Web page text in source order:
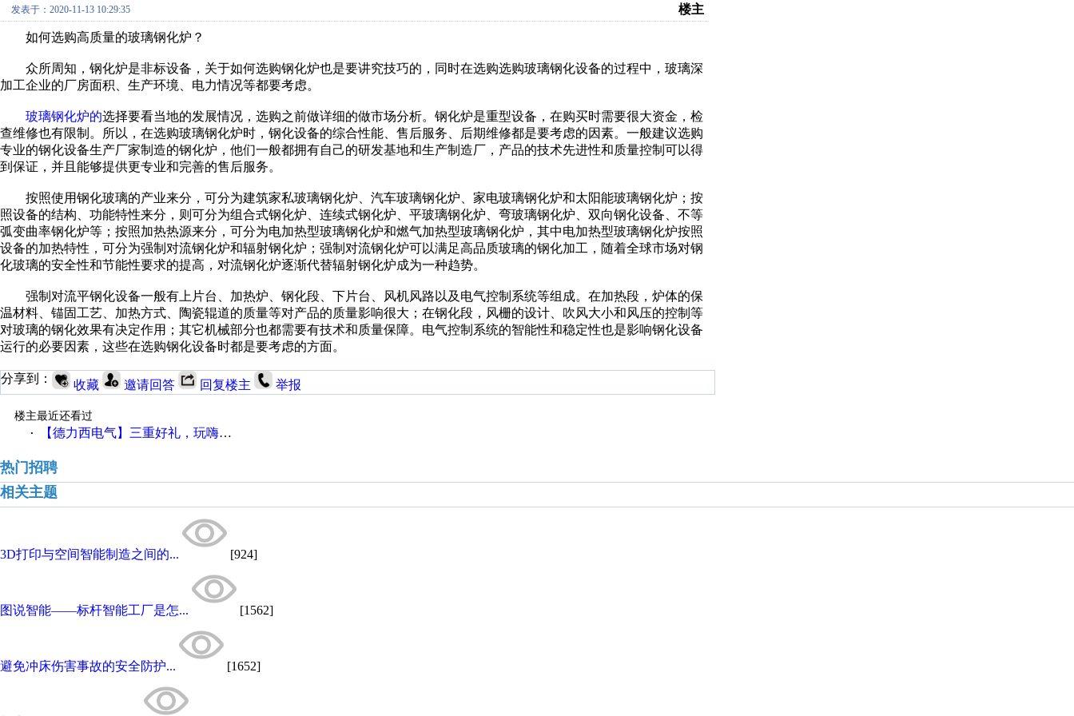
发表于：2020-11-13 10:29:35 楼主
如何选购高质量的玻璃钢化炉？
众所周知，钢化炉是非标设备，关于如何选购钢化炉也是要讲究技巧的，同时在选购选购玻璃钢化设备的过程中，玻璃深
加工企业的厂房面积、生产环境、电力情况等都要考虑。
玻璃钢化炉的选择要看当地的发展情况，选购之前做详细的做市场分析。钢化炉是重型设备，在购买时需要很大资金，检
查维修也有限制。所以，在选购玻璃钢化炉时，钢化设备的综合性能、售后服务、后期维修都是要考虑的因素。一般建议选购
专业的钢化设备生产厂家制造的钢化炉，他们一般都拥有自己的研发基地和生产制造厂，产品的技术先进性和质量控制可以得
到保证，并且能够提供更专业和完善的售后服务。
按照使用钢化玻璃的产业来分，可分为建筑家私玻璃钢化炉、汽车玻璃钢化炉、家电玻璃钢化炉和太阳能玻璃钢化炉；按
照设备的结构、功能特性来分，则可分为组合式钢化炉、连续式钢化炉、平玻璃钢化炉、弯玻璃钢化炉、双向钢化设备、不等
弧变曲率钢化炉等；按照加热热源来分，可分为电加热型玻璃钢化炉和燃气加热型玻璃钢化炉，其中电加热型玻璃钢化炉按照
设备的加热特性，可分为强制对流钢化炉和辐射钢化炉；强制对流钢化炉可以满足高品质玻璃的钢化加工，随着全球市场对钢
化玻璃的安全性和节能性要求的提高，对流钢化炉逐渐代替辐射钢化炉成为一种趋势。
强制对流平钢化设备一般有上片台、加热炉、钢化段、下片台、风机风路以及电气控制系统等组成。在加热段，炉体的保
温材料、锚固工艺、加热方式、陶瓷辊道的质量等对产品的质量影响很大；在钢化段，风栅的设计、吹风大小和风压的控制等
对玻璃的钢化效果有决定作用；其它机械部分也都需要有技术和质量保障。电气控制系统的智能性和稳定性也是影响钢化设备
运行的必要因素，这些在选购钢化设备时都是要考虑的方面。
分享到： 收藏 邀请回答 回复楼主 举报
楼主最近还看过
·
【德力西电气】三重好礼，玩嗨夏日！
热门招聘
相关主题
3D打印与空间智能制造之间的... [924]
图说智能——标杆智能工厂是怎... [1562]
避免冲床伤害事故的安全防护... [1652]